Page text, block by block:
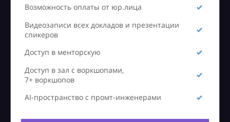
Возможность оплаты от юр.лица
Видеозаписи всех докладов и презентации
спикеров
Доступ в менторскую
Доступ в зал с воркшопами,
7+ воркшопов
AI-пространство с промт-инженерами